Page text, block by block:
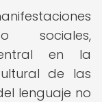
sociales,
en la
de las
lenguaje no